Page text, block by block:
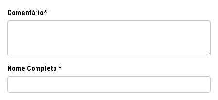
Comentário*
Nome Completo *